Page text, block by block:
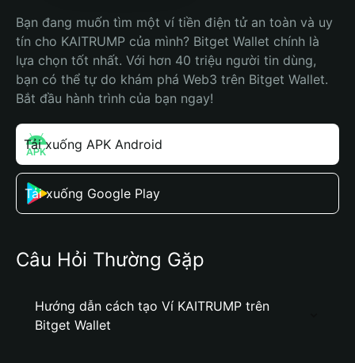
Bạn đang muốn tìm một ví tiền điện tử an toàn và uy
tín cho KAITRUMP của mình? Bitget Wallet chính là
lựa chọn tốt nhất. Với hơn 40 triệu người tin dùng,
bạn có thể tự do khám phá Web3 trên Bitget Wallet.
Bắt đầu hành trình của bạn ngay!
Tải xuống APK Android
Tải xuống Google Play
Câu Hỏi Thường Gặp
Hướng dẫn cách tạo Ví KAITRUMP trên
Bitget Wallet